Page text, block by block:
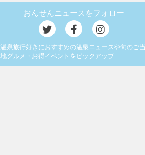
おんせんニュースをフォロー
温泉旅行好きにおすすめの温泉ニュースや旬のご当
地グルメ・お得イベントをピックアップ